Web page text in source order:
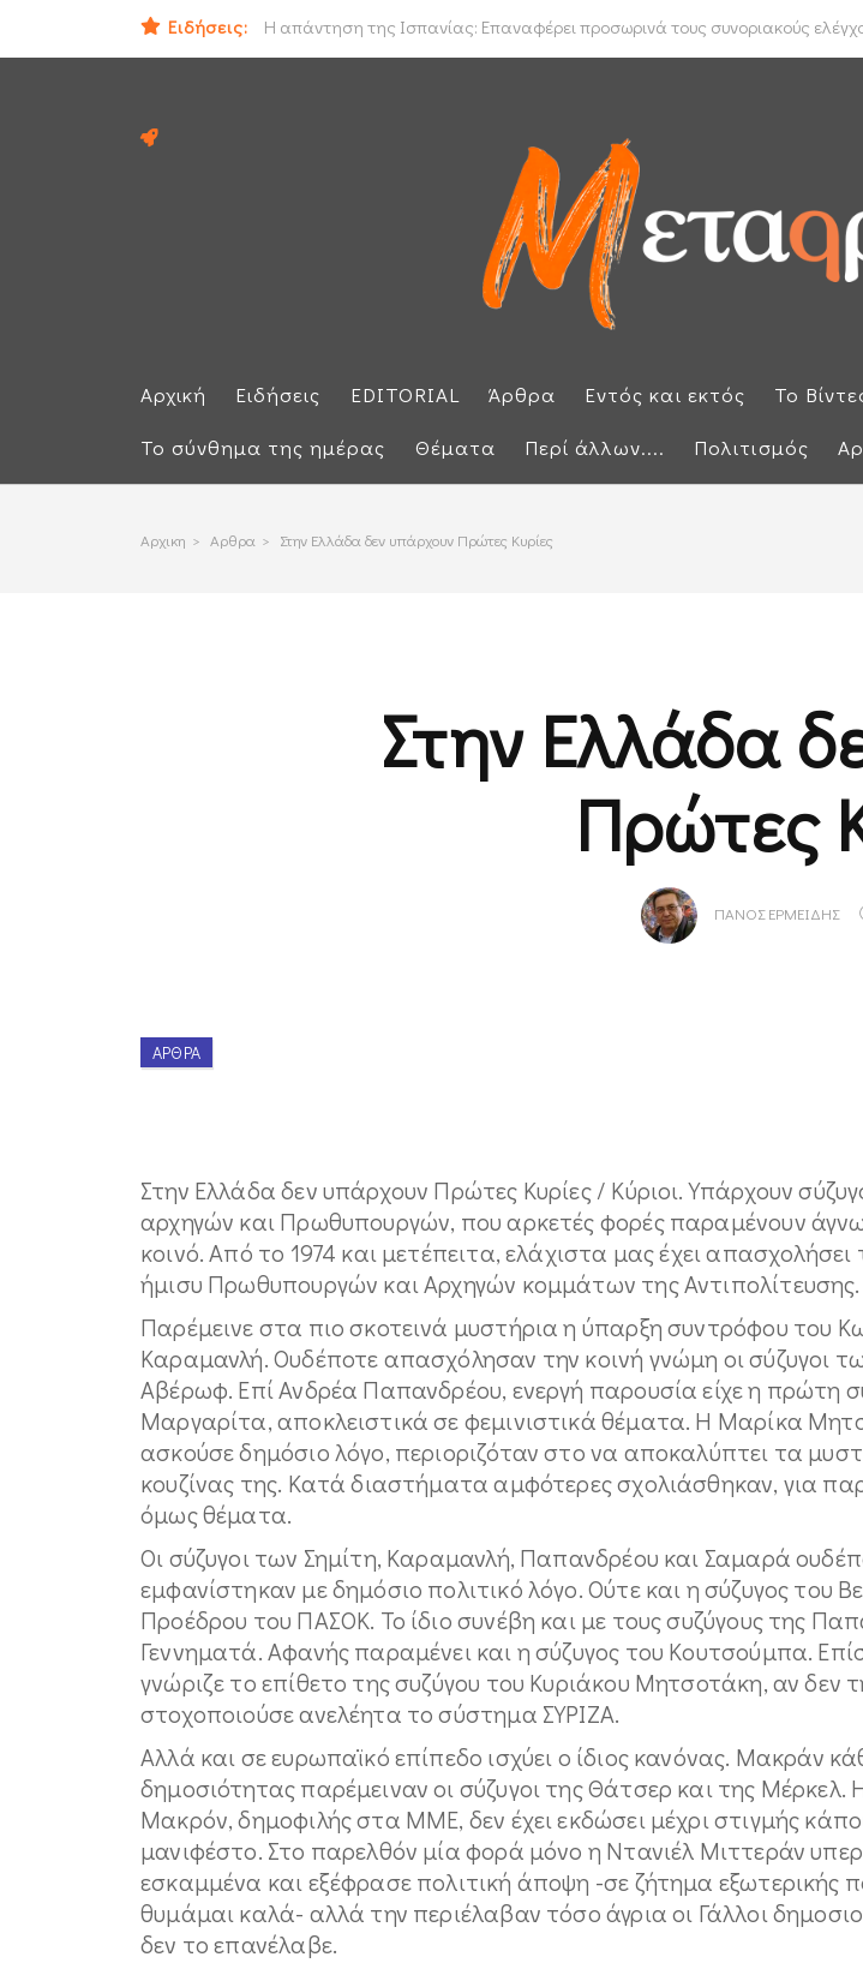
Ειδήσεις:
Η απάντηση της Ισπανίας: Επαναφέρει προσωρινά τους συνοριακούς
Ο εισαγγελέας του Αρείου Πάγου Ε. Μπακέλας απέρριψε αιτήσεις για να
Αρχική Ειδήσεις EDITORIAL Άρθρα Εντός και εκτός Το
Το σύνθημα της ημέρας
Θέματα Περί άλλων.... Πολιτισμός
Αρχικη > Αρθρα > Στην Ελλάδα δεν υπάρχουν Πρώτες Κυρίες
Στην Ελλάδα
Πρώτες
ΠΆΝΟΣ ΕΡΜΕΊΔΗΣ
ΆΡΘΡΑ
Στην Ελλάδα δεν υπάρχουν Πρώτες Κυρίες / Κύριοι. Υπάρχουν
αρχηγών και Πρωθυπουργών, που αρκετές φορές παραμένουν
κοινό. Από το 1974 και μετέπειτα, ελάχιστα μας έχει απασχολήσει
ήμισυ Πρωθυπουργών και Αρχηγών κομμάτων της Αντιπολίτευσης.
Παρέμεινε στα πιο σκοτεινά μυστήρια η ύπαρξη συντρόφου του
Καραμανλή. Ουδέποτε απασχόλησαν την κοινή γνώμη οι σύζυγοι
Αβέρωφ. Επί Ανδρέα Παπανδρέου, ενεργή παρουσία είχε η πρώτη
Μαργαρίτα, αποκλειστικά σε φεμινιστικά θέματα. Η Μαρίκα
ασκούσε δημόσιο λόγο, περιοριζόταν στο να αποκαλύπτει τα
κουζίνας της. Κατά διαστήματα αμφότερες σχολιάσθηκαν, για
όμως θέματα.
Οι σύζυγοι των Σημίτη, Καραμανλή, Παπανδρέου και Σαμαρά
εμφανίστηκαν με δημόσιο πολιτικό λόγο. Ούτε και η σύζυγος του
Προέδρου του ΠΑΣΟΚ. Το ίδιο συνέβη και με τους συζύγους της
Γεννηματά. Αφανής παραμένει και η σύζυγος του Κουτσούμπα.
γνώριζε το επίθετο της συζύγου του Κυριάκου Μητσοτάκη, αν δεν
στοχοποιούσε ανελέητα το σύστημα ΣΥΡΙΖΑ.
Αλλά και σε ευρωπαϊκό επίπεδο ισχύει ο ίδιος κανόνας. Μακράν
δημοσιότητας παρέμειναν οι σύζυγοι της Θάτσερ και της Μέρκελ.
Μακρόν, δημοφιλής στα ΜΜΕ, δεν έχει εκδώσει μέχρι στιγμής
μανιφέστο. Στο παρελθόν μία φορά μόνο η Ντανιέλ Μιττεράν
εσκαμμένα και εξέφρασε πολιτική άποψη -σε ζήτημα εξωτερικής
θυμάμαι καλά- αλλά την περιέλαβαν τόσο άγρια οι Γάλλοι
δεν το επανέλαβε.